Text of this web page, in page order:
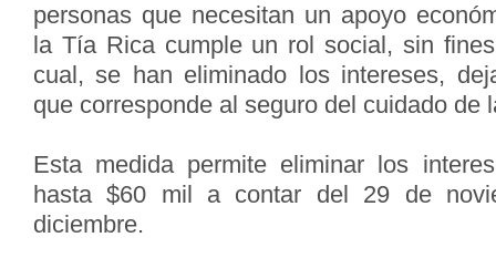
personas que necesitan un apoyo
la Tía Rica cumple un rol social, sin
cual, se han eliminado los intereses,
que corresponde al seguro del cuidado de
Esta medida permite eliminar los
hasta $60 mil a contar del 29 de
diciembre.